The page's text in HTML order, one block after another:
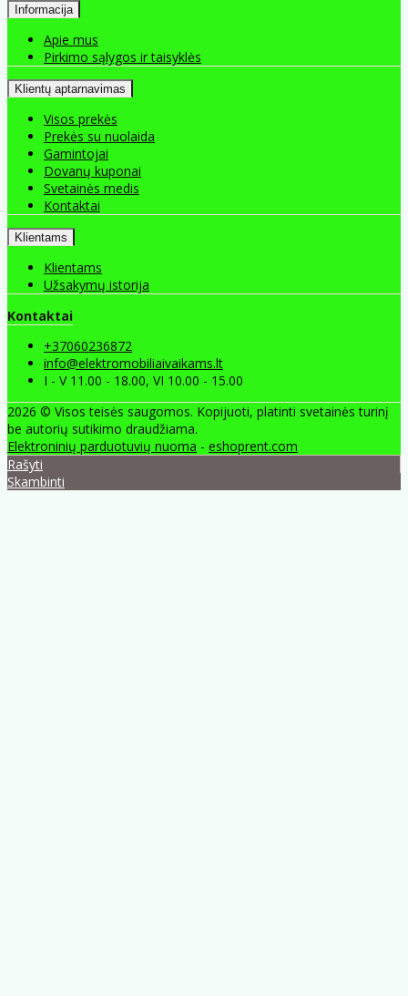
Informacija
Apie mus
Pirkimo sąlygos ir taisyklės
Klientų aptarnavimas
Visos prekės
Prekės su nuolaida
Gamintojai
Dovanų kuponai
Svetainės medis
Kontaktai
Klientams
Klientams
Užsakymų istorija
Kontaktai
+37060236872
info@elektromobiliaivaikams.lt
I - V 11.00 - 18.00, VI 10.00 - 15.00
2026 © Visos teisės saugomos. Kopijuoti, platinti svetainės turinį
be autorių sutikimo draudžiama.
Elektroninių parduotuvių nuoma - eshoprent.com
Rašyti
Skambinti